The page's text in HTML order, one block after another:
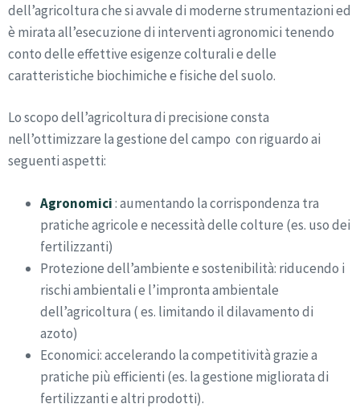
dell’agricoltura che si avvale di moderne strumentazioni ed
è mirata all’esecuzione di interventi agronomici tenendo
conto delle effettive esigenze colturali e delle
caratteristiche biochimiche e fisiche del suolo.
Lo scopo dell’agricoltura di precisione consta
nell’ottimizzare la gestione del campo con riguardo ai
seguenti aspetti:
Agronomici: aumentando la corrispondenza tra
pratiche agricole e necessità delle colture (es. uso dei
fertilizzanti)
Protezione dell’ambiente e sostenibilità: riducendo i
rischi ambientali e l’impronta ambientale
dell’agricoltura ( es. limitando il dilavamento di
azoto)
Economici: accelerando la competitività grazie a
pratiche più efficienti (es. la gestione migliorata di
fertilizzanti e altri prodotti).